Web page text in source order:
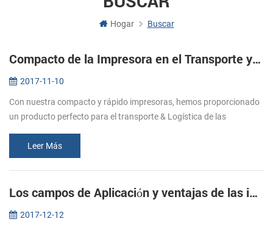
Hogar Buscar
Compacto de la Impresora en el Transporte y la Logística
2017-11-10
Con nuestra compacto y rápido impresoras, hemos proporcionado
un producto perfecto para el transporte & Logística de las
internacionales relativa...
Leer Más
Los campos de Aplicación y ventajas de las impresoras Bluetooth
2017-12-12